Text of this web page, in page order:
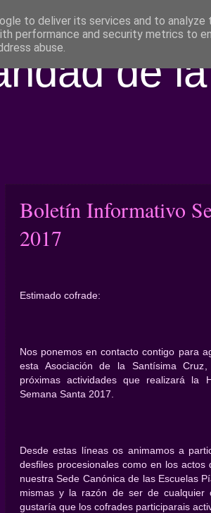
de
Boletín Informativo
2017
Estimado cofrade:
Nos ponemos en contacto contigo para
esta Asociación de la Santísima
próximas actividades que realizará la
Semana Santa 2017.
Desde estas líneas os animamos a
desfiles procesionales como en los actos
nuestra Sede Canónica de las Escuelas
mismas y la razón de ser de
gustaría que los cofrades participarais
to deliver its services and to analyze
performance and security metrics to
abuse.